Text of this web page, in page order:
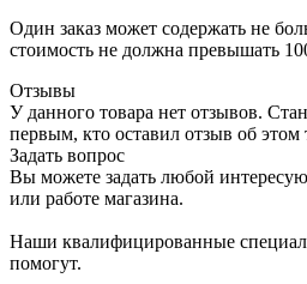
Один заказ может содержать не
стоимость не должна превышать
Отзывы
У данного товара нет отзывов.
первым, кто оставил отзыв об этом
Задать вопрос
Вы можете задать любой
или работе магазина.
Наши квалифицированные
помогут.